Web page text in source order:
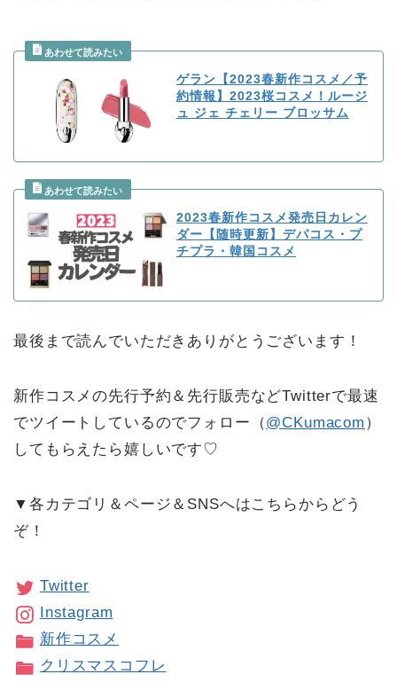
ゲラン【2023春新作コスメ／予
約情報】2023桜コスメ！ルージ
ュ ジェ チェリー ブロッサム
2023春新作コスメ発売日カレン
ダー【随時更新】デパコス・プ
チプラ・韓国コスメ
最後まで読んでいただきありがとうございます！
新作コスメの先行予約＆先行販売などTwitterで最速
でツイートしているのでフォロー（@CKumacom ）
してもらえたら嬉しいです♡
▼各カテゴリ＆ページ＆SNSへはこちらからどう
ぞ！
Twitter
Instagram
新作コスメ
クリスマスコフレ